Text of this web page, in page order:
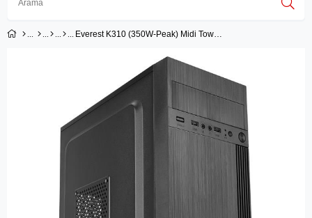
Üye Ol Facebook İle Bağlan
Google İle Bağlan
Everest K310 (350W-Peak) Midi Tower Siyah